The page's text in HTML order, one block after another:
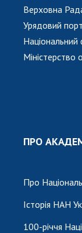
Верховна
Урядовий
Міністерство
ПРО
Про
Історія НАН
100-річчя